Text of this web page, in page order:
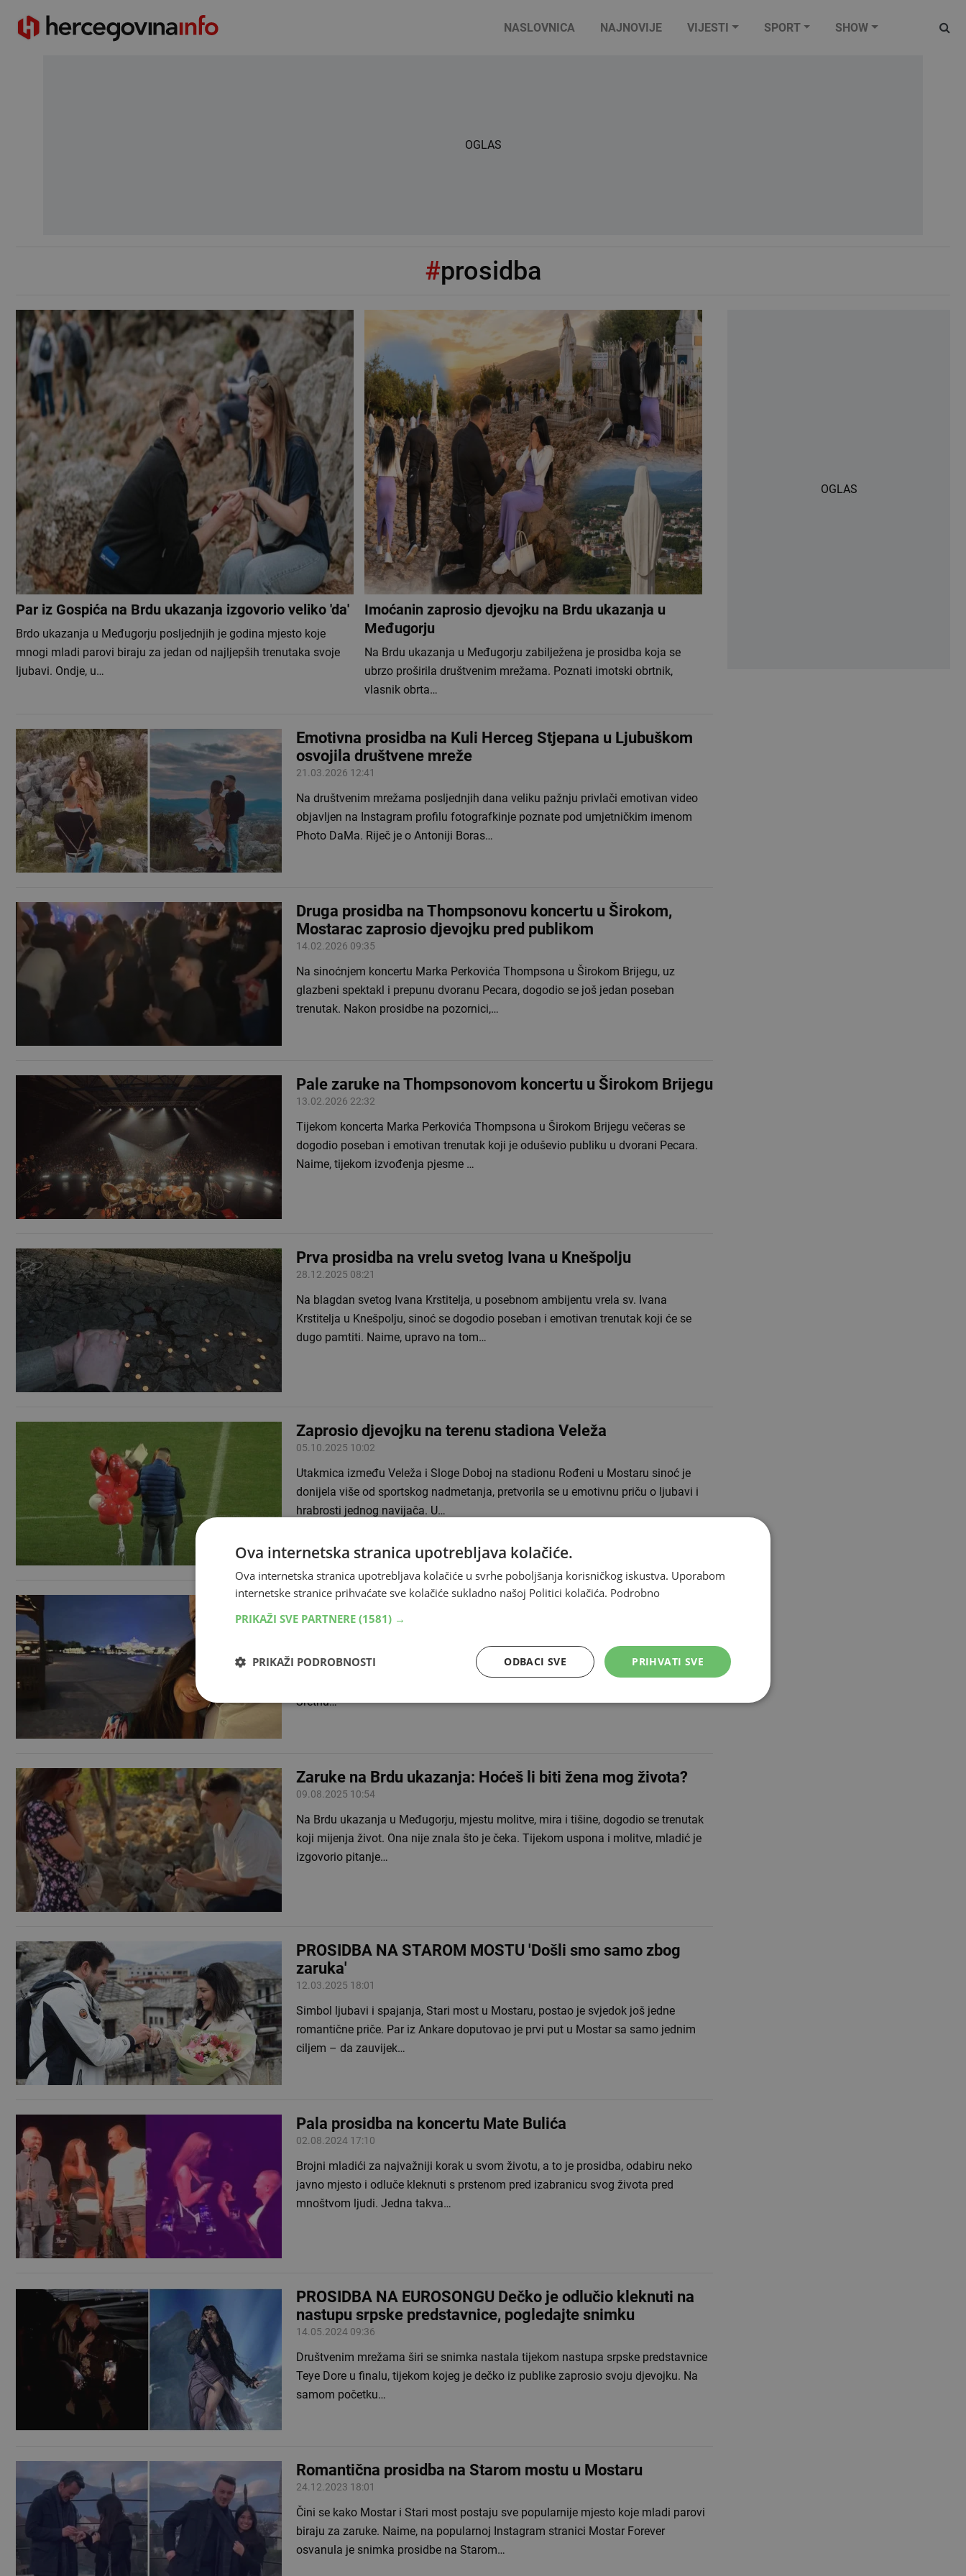
NASLOVNICA NAJNOVIJE VIJESTI SPORT SHOW
OGLAS
#prosidba
Par iz Gospića na Brdu ukazanja izgovorio veliko 'da'
Brdo ukazanja u Međugorju posljednjih je godina mjesto koje
mnogi mladi parovi biraju za jedan od najljepših trenutaka svoje
ljubavi. Ondje, u…
Imoćanin zaprosio djevojku na Brdu ukazanja u
Međugorju
Na Brdu ukazanja u Međugorju zabilježena je prosidba koja se
ubrzo proširila društvenim mrežama. Poznati imotski obrtnik,
vlasnik obrta…
Emotivna prosidba na Kuli Herceg Stjepana u Ljubuškom
osvojila društvene mreže
21.03.2026 12:41
Na društvenim mrežama posljednjih dana veliku pažnju privlači emotivan video
objavljen na Instagram profilu fotografkinje poznate pod umjetničkim imenom
Photo DaMa. Riječ je o Antoniji Boras…
Druga prosidba na Thompsonovu koncertu u Širokom,
Mostarac zaprosio djevojku pred publikom
14.02.2026 09:35
Na sinoćnjem koncertu Marka Perkovića Thompsona u Širokom Brijegu, uz
glazbeni spektakl i prepunu dvoranu Pecara, dogodio se još jedan poseban
trenutak. Nakon prosidbe na pozornici,…
Pale zaruke na Thompsonovom koncertu u Širokom Brijegu
13.02.2026 22:32
Tijekom koncerta Marka Perkovića Thompsona u Širokom Brijegu večeras se
dogodio poseban i emotivan trenutak koji je oduševio publiku u dvorani Pecara.
Naime, tijekom izvođenja pjesme …
Prva prosidba na vrelu svetog Ivana u Knešpolju
28.12.2025 08:21
Na blagdan svetog Ivana Krstitelja, u posebnom ambijentu vrela sv. Ivana
Krstitelja u Knešpolju, sinoć se dogodio poseban i emotivan trenutak koji će se
dugo pamtiti. Naime, upravo na tom…
Zaprosio djevojku na terenu stadiona Veleža
05.10.2025 10:02
Utakmica između Veleža i Sloge Doboj na stadionu Rođeni u Mostaru sinoć je
donijela više od sportskog nadmetanja, pretvorila se u emotivnu priču o ljubavi i
hrabrosti jednog navijača. U…
Bivša nevjesta Zdravka Mamića zaručila se za NBA
zvijezdu
Tia Jurčić pokćerka bivšeg saborskog zastupnika Ljube Jurčića i bivša snaha
Sretnu…
Zaruke na Brdu ukazanja: Hoćeš li biti žena mog života?
09.08.2025 10:54
Na Brdu ukazanja u Međugorju, mjestu molitve, mira i tišine, dogodio se trenutak
koji mijenja život. Ona nije znala što je čeka. Tijekom uspona i molitve, mladić je
izgovorio pitanje…
PROSIDBA NA STAROM MOSTU 'Došli smo samo zbog
zaruka'
12.03.2025 18:01
Simbol ljubavi i spajanja, Stari most u Mostaru, postao je svjedok još jedne
romantične priče. Par iz Ankare doputovao je prvi put u Mostar sa samo jednim
ciljem – da zauvijek…
Pala prosidba na koncertu Mate Bulića
02.08.2024 17:10
Brojni mladići za najvažniji korak u svom životu, a to je prosidba, odabiru neko
javno mjesto i odluče kleknuti s prstenom pred izabranicu svog života pred
mnoštvom ljudi. Jedna takva…
PROSIDBA NA EUROSONGU Dečko je odlučio kleknuti na
nastupu srpske predstavnice, pogledajte snimku
14.05.2024 09:36
Društvenim mrežama širi se snimka nastala tijekom nastupa srpske predstavnice
Teye Dore u finalu, tijekom kojeg je dečko iz publike zaprosio svoju djevojku. Na
samom početku…
Romantična prosidba na Starom mostu u Mostaru
24.12.2023 18:01
Čini se kako Mostar i Stari most postaju sve popularnije mjesto koje mladi parovi
biraju za zaruke. Naime, na popularnoj Instagram stranici Mostar Forever
osvanula je snimka prosidbe na Starom…
OGLAS
Ova internetska stranica upotrebljava kolačiće.
Ova internetska stranica upotrebljava kolačiće u svrhe poboljšanja korisničkog iskustva. Uporabom
internetske stranice prihvaćate sve kolačiće sukladno našoj Politici kolačića. Podrobno
PRIKAŽI SVE PARTNERE (1581) →
PRIHVATI SVE
ODBACI SVE
PRIKAŽI PODROBNOSTI